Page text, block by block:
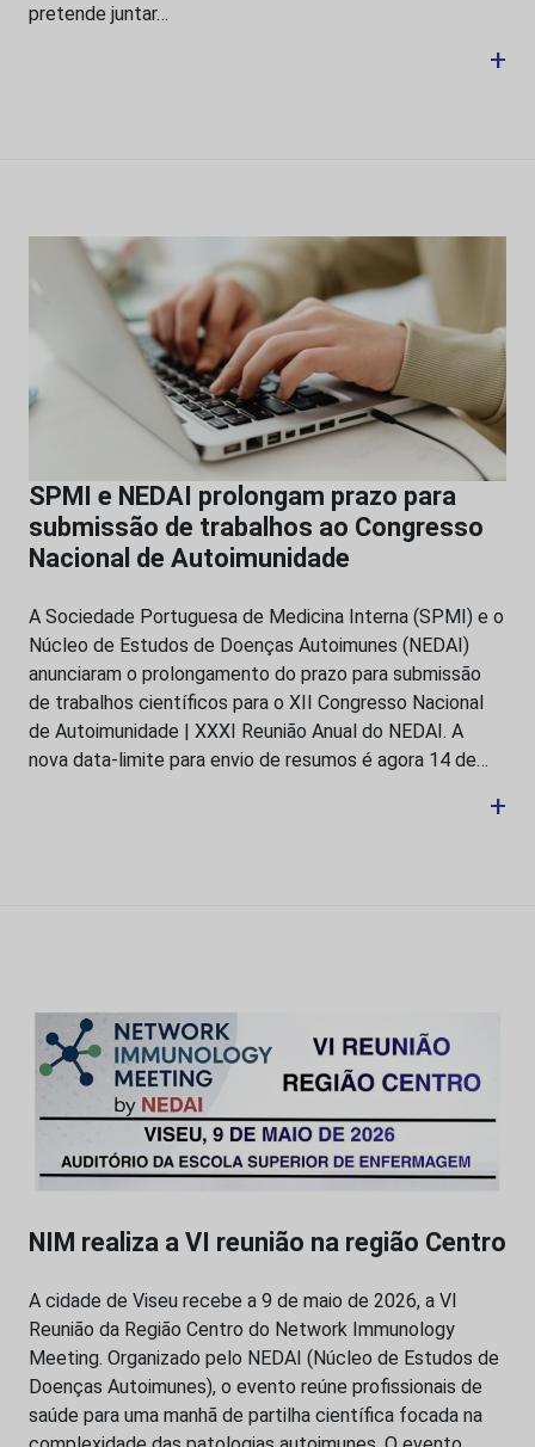
pretende juntar…
+
SPMI e NEDAI prolongam prazo para
submissão de trabalhos ao Congresso
Nacional de Autoimunidade
A Sociedade Portuguesa de Medicina Interna (SPMI) e o
Núcleo de Estudos de Doenças Autoimunes (NEDAI)
anunciaram o prolongamento do prazo para submissão
de trabalhos científicos para o XII Congresso Nacional
de Autoimunidade | XXXI Reunião Anual do NEDAI. A
nova data-limite para envio de resumos é agora 14 de…
+
NIM realiza a VI reunião na região Centro
A cidade de Viseu recebe a 9 de maio de 2026, a VI
Reunião da Região Centro do Network Immunology
Meeting. Organizado pelo NEDAI (Núcleo de Estudos de
Doenças Autoimunes), o evento reúne profissionais de
saúde para uma manhã de partilha científica focada na